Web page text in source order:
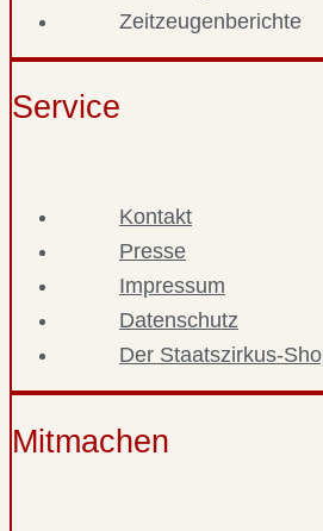
Zeitzeugenberichte
Service
Kontakt
Presse
Impressum
Datenschutz
Der Staatszirkus-
Mitmachen